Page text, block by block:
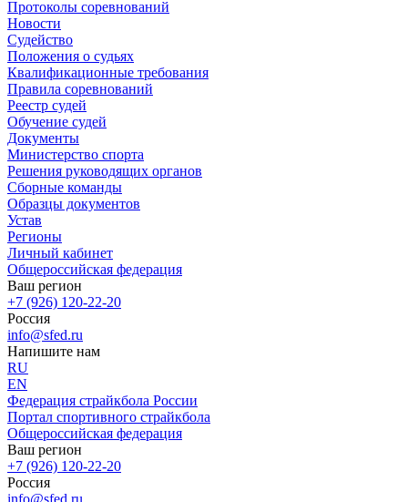
Протоколы соревнований
Новости
Судейство
Положения о судьях
Квалификационные требования
Правила соревнований
Реестр судей
Обучение судей
Документы
Министерство спорта
Решения руководящих органов
Сборные команды
Образцы документов
Устав
Регионы
Личный кабинет
Общероссийская федерация
Ваш регион
+7 (926) 120-22-20
Россия
info@sfed.ru
Напишите нам
RU
EN
Федерация страйкбола России
Портал спортивного страйкбола
Общероссийская федерация
Ваш регион
+7 (926) 120-22-20
Россия
info@sfed.ru